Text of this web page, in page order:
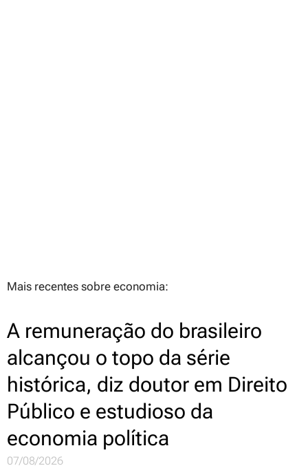
Mais recentes sobre economia:
A remuneração do brasileiro
alcançou o topo da série
histórica, diz doutor em Direito
Público e estudioso da
economia política
07/08/2026